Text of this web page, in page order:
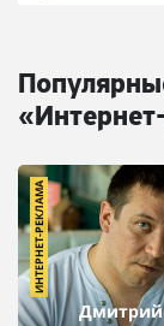
Дмитрий
ИНТЕРНЕТ-РЕКЛАМА